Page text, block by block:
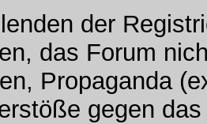
der
das Forum
Propaganda
gegen